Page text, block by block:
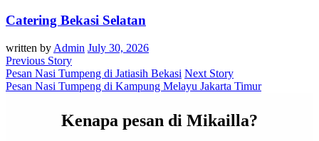
Catering Bekasi Selatan
written by Admin July 30, 2026
Previous Story
Pesan Nasi Tumpeng di Jatiasih Bekasi Next Story
Pesan Nasi Tumpeng di Kampung Melayu Jakarta Timur
Kenapa pesan di Mikailla?